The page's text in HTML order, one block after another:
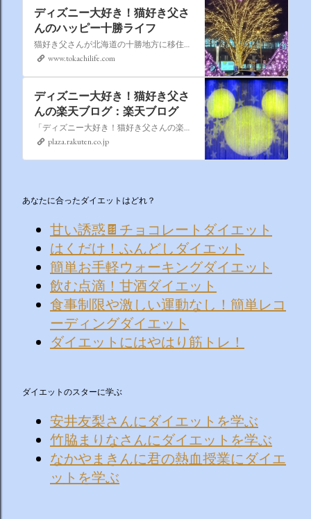
ディズニー大好き！猫好き父さ
んのハッピー十勝ライフ
猫好き父さんが北海道の十勝地方に移住しました。なれない北海道の暮らしについてお伝えします。
www.tokachilife.com
ディズニー大好き！猫好き父さ
んの楽天ブログ：楽天ブログ
「ディズニー大好き！猫好き父さんの楽天ブログ」にようこそ！ いろんなブログサービスが廃止になるなか満を持して楽天ブログをはじめようと思います。 よろしくお願いいたします。
plaza.rakuten.co.jp
あなたに合ったダイエットはどれ？
甘い誘惑🍫チョコレートダイエット
はくだけ！ふんどしダイエット
簡単お手軽ウォーキングダイエット
飲む点滴！甘酒ダイエット
食事制限や激しい運動なし！簡単レコ
ーディングダイエット
ダイエットにはやはり筋トレ！
ダイエットのスターに学ぶ
安井友梨さんにダイエットを学ぶ
竹脇まりなさんにダイエットを学ぶ
なかやまきんに君の熱血授業にダイエ
ットを学ぶ